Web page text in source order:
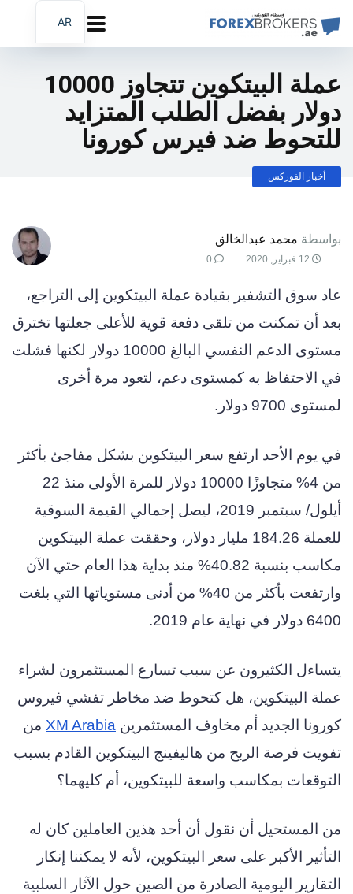
عملة البيتكوين تتجاوز 10000
دولار بفضل الطلب المتزايد
للتحوط ضد فيرس كورونا
أخبار الفوركس
بواسطة محمد عبدالخالق
عاد سوق التشفير بقيادة عملة البيتكوين إلى التراجع،
بعد أن تمكنت من تلقى دفعة قوية للأعلى جعلتها تخترق
مستوى الدعم النفسي البالغ 10000 دولار لكنها فشلت
في الاحتفاظ به كمستوى دعم، لتعود مرة أخرى
لمستوى 9700 دولار.
في يوم الأحد ارتفع سعر البيتكوين بشكل مفاجئ بأكثر
من 4% متجاوزًا 10000 دولار للمرة الأولى منذ 22
أيلول/ سبتمبر 2019، ليصل إجمالي القيمة السوقية
للعملة 184.26 مليار دولار، وحققت عملة البيتكوين
مكاسب بنسبة 40.82% منذ بداية هذا العام حتي الآن
وارتفعت بأكثر من 40% من أدنى مستوياتها التي بلغت
6400 دولار في نهاية عام 2019.
يتساءل الكثيرون عن سبب تسارع المستثمرون لشراء
عملة البيتكوين، هل كتحوط ضد مخاطر تفشي فيروس
كورونا الجديد أم مخاوف المستثمرين XM Arabia من
تفويت فرصة الربح من هاليفينج البيتكوين القادم بسبب
التوقعات بمكاسب واسعة للبيتكوين، أم كليهما؟
من المستحيل أن نقول أن أحد هذين العاملين كان له
التأثير الأكبر على سعر البيتكوين، لأنه لا يمكننا إنكار
التقارير اليومية الصادرة من الصين حول الآثار السلبية
AR
EN
FA